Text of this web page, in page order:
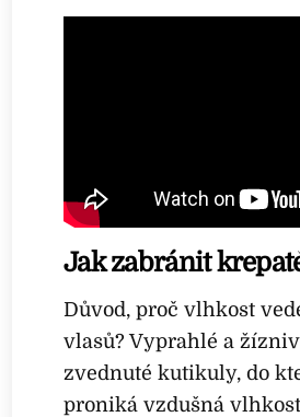
Jak zabránit
Důvod, proč vlhkost
vlasů? Vyprahlé a
zvednuté kutikuly, do
proniká vzdušná